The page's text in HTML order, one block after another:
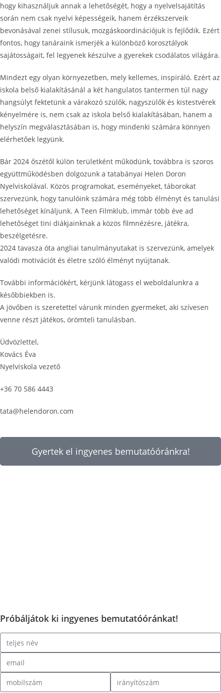
hogy kihasználjuk annak a lehetőségét, hogy a nyelvelsajátítás
során nem csak nyelvi képességeik, hanem érzékszerveik
bevonásával zenei stílusuk, mozgáskoordinációjuk is fejlődik. Ezért
fontos, hogy tanáraink ismerjék a különböző korosztályok
sajátosságait, fel legyenek készülve a gyerekek csodálatos világára.
Mindezt egy olyan környezetben, mely kellemes, inspiráló. Ezért az
iskola belső kialakításánál a két hangulatos tantermen túl nagy
hangsúlyt fektetünk a várakozó szülők, nagyszülők és kistestvérek
kényelmére is, nem csak az iskola belső kialakításában, hanem a
helyszín megválasztásában is, hogy mindenki számára könnyen
elérhetőek legyünk.
Bár 2024 őszétől külön területként működünk, továbbra is szoros
együttműködésben dolgozunk a tatabányai Helen Doron
Nyelviskolával. Közös programokat, eseményeket, táborokat
szervezünk, hogy tanulóink számára még több élményt és tanulási
lehetőséget kínáljunk. A Teen Filmklub, immár több éve ad
lehetőséget tini diákjainknak a közös filmnézésre, játékra,
beszélgetésre.
2024 tavasza óta angliai tanulmányutakat is szervezünk, amelyek
valódi motivációt és életre szóló élményt nyújtanak.
További információkért, kérjünk látogass el weboldalunkra a
későbbiekben is.
A jövőben is szeretettel várunk minden gyermeket, aki szívesen
venne részt játékos, örömteli tanulásban.
Üdvözlettel,
Kovács Éva
Nyelviskola vezető
+36 70 586 4443
tata@helendoron.com
Gyertek el ingyenes bemutatóóránkra!
Próbáljátok ki ingyenes bemutatóóránkat!